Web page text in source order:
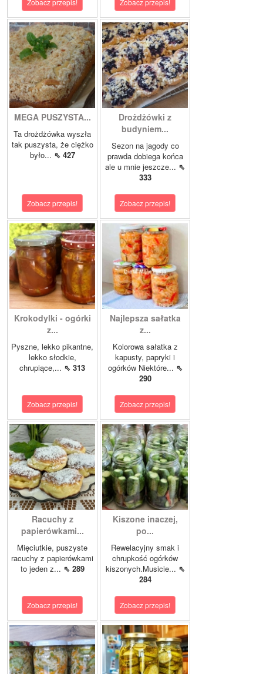
Zobacz przepis! Zobacz przepis!
MEGA PUSZYSTA...
Ta drożdżówka wyszła
tak puszysta, że ciężko
było... ⇖ 427
Zobacz przepis!
Drożdżówki z
budyniem...
Sezon na jagody co
prawda dobiega końca
ale u mnie jeszcze... ⇖
333
Zobacz przepis!
Krokodylki - ogórki
z...
Pyszne, lekko pikantne,
lekko słodkie,
chrupiące,... ⇖ 313
Zobacz przepis!
Najlepsza sałatka
z...
Kolorowa sałatka z
kapusty, papryki i
ogórków Niektóre... ⇖
290
Zobacz przepis!
Racuchy z
papierówkami...
Mięciutkie, puszyste
racuchy z papierówkami
to jeden z... ⇖ 289
Zobacz przepis!
Kiszone inaczej,
po...
Rewelacyjny smak i
chrupkość ogórków
kiszonych.Musicie... ⇖
284
Zobacz przepis!